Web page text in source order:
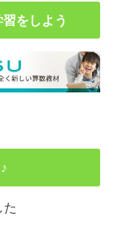
をしよう
た